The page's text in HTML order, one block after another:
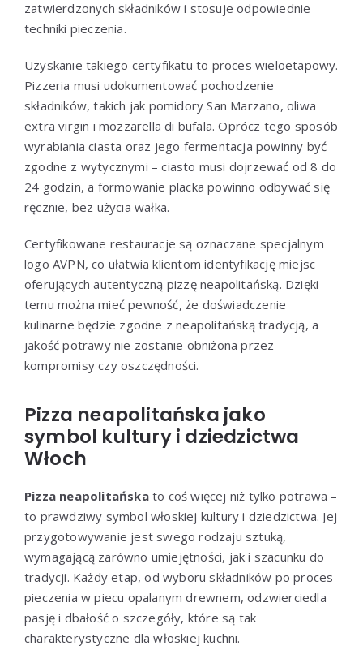
zatwierdzonych składników i stosuje odpowiednie
techniki pieczenia.
Uzyskanie takiego certyfikatu to proces wieloetapowy.
Pizzeria musi udokumentować pochodzenie
składników, takich jak pomidory San Marzano, oliwa
extra virgin i mozzarella di bufala. Oprócz tego sposób
wyrabiania ciasta oraz jego fermentacja powinny być
zgodne z wytycznymi – ciasto musi dojrzewać od 8 do
24 godzin, a formowanie placka powinno odbywać się
ręcznie, bez użycia wałka.
Certyfikowane restauracje są oznaczane specjalnym
logo AVPN, co ułatwia klientom identyfikację miejsc
oferujących autentyczną pizzę neapolitańską. Dzięki
temu można mieć pewność, że doświadczenie
kulinarne będzie zgodne z neapolitańską tradycją, a
jakość potrawy nie zostanie obniżona przez
kompromisy czy oszczędności.
Pizza neapolitańska jako
symbol kultury i dziedzictwa
Włoch
Pizza neapolitańskato coś więcej niż tylko potrawa –
to prawdziwy symbol włoskiej kultury i dziedzictwa. Jej
przygotowywanie jest swego rodzaju sztuką,
wymagającą zarówno umiejętności, jak i szacunku do
tradycji. Każdy etap, od wyboru składników po proces
pieczenia w piecu opalanym drewnem, odzwierciedla
pasję i dbałość o szczegóły, które są tak
charakterystyczne dla włoskiej kuchni.